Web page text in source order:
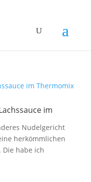
im
Nudelgericht
herkömmlichen
habe ich